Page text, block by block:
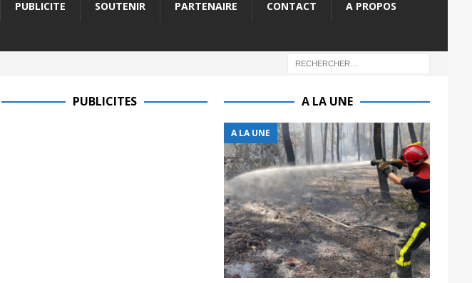
PUBLICITE SOUTENIR PARTENAIRE CONTACT A PROPOS
PUBLICITES A LA UNE
A LA UNE